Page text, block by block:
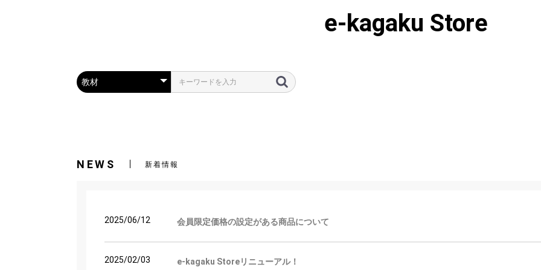
e-kagaku Store
NEWS 新着情報
2025/06/12 会員限定価格の設定がある商品について
2025/02/03 e-kagaku Storeリニューアル！